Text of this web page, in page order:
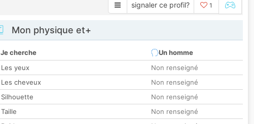
signaler ce profil? 1
Mon physique et+
Je cherche
Un homme
Les yeux
Non renseigné
Les cheveux
Non renseigné
Silhouette
Non renseigné
Taille
Non renseigné